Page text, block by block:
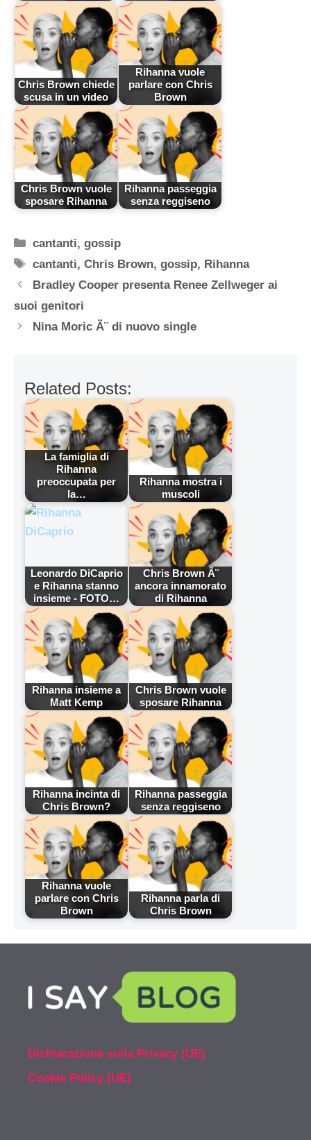
Chris Brown chiede
scusa in un video
Rihanna vuole
parlare con Chris
Brown
Chris Brown vuole
sposare Rihanna
Rihanna passeggia
senza reggiseno
Categorie
cantanti,gossip
Tag
cantanti,Chris Brown,gossip, Rihanna
Bradley Cooper presenta Renee Zellweger ai
suoi genitori
Nina Moric Ã¨ di nuovo single
Related Posts:
La famiglia di
Rihanna
preoccupata per
la…
Rihanna mostra i
muscoli
Leonardo DiCaprio
e Rihanna stanno
insieme - FOTO…
Chris Brown Ã¨
ancora innamorato
di Rihanna
Rihanna insieme a
Matt Kemp
Chris Brown vuole
sposare Rihanna
Rihanna incinta di
Chris Brown?
Rihanna passeggia
senza reggiseno
Rihanna vuole
parlare con Chris
Brown
Rihanna parla di
Chris Brown
Dichiarazione sulla Privacy (UE)
Cookie Policy (UE)